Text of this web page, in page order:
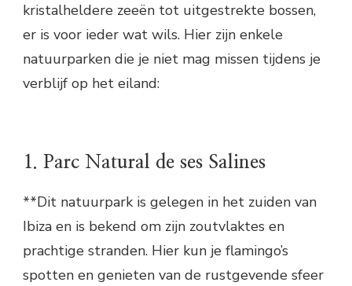
kristalheldere zeeën tot uitgestrekte bossen,
er is voor ieder wat wils. Hier zijn enkele
natuurparken die je niet mag missen tijdens je
verblijf op het eiland:
1. Parc Natural de ses Salines
**Dit natuurpark is gelegen in het zuiden van
Ibiza en is bekend om zijn zoutvlaktes en
prachtige stranden. Hier kun je flamingo’s
spotten en genieten van de rustgevende sfeer